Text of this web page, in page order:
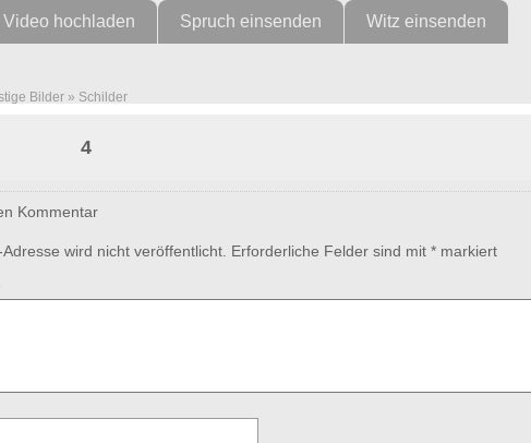
Video hochladen Spruch einsenden Witz einsenden
Bilder » Schilder
4
Kommentar
wird nicht veröffentlicht. Erforderliche Felder sind mit * markiert